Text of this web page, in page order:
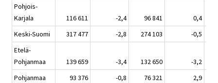
Pohjois-
Karjala
116 611 -2,4 96 841
0,4
Keski-Suomi
317 477 -2,8 274 103
-0,5
Etelä-
Pohjanmaa
139 659 -3,4 132 650
-3,2
Pohjanmaa
93 376 -0,8 76 321
2,9